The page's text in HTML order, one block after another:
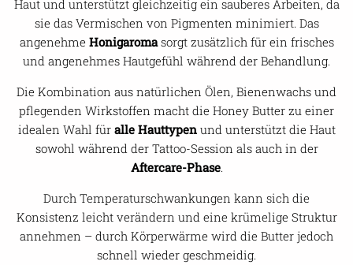
Haut und unterstützt gleichzeitig ein sauberes Arbeiten, da
sie das Vermischen von Pigmenten minimiert. Das
angenehme Honigaromasorgt zusätzlich für ein frisches
und angenehmes Hautgefühl während der Behandlung.
Die Kombination aus natürlichen Ölen, Bienenwachs und
pflegenden Wirkstoffen macht die Honey Butter zu einer
idealen Wahl für alle Hauttypenund unterstützt die Haut
sowohl während der Tattoo-Session als auch in der
Aftercare-Phase.
Durch Temperaturschwankungen kann sich die
Konsistenz leicht verändern und eine krümelige Struktur
annehmen – durch Körperwärme wird die Butter jedoch
schnell wieder geschmeidig.